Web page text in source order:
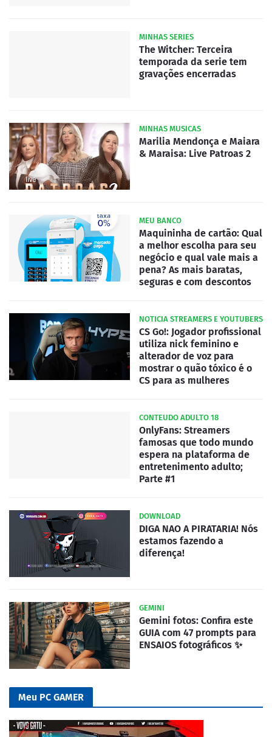
MINHAS SERIES
The Witcher: Terceira
temporada da serie tem
gravações encerradas
MINHAS MUSICAS
Marilia Mendonça e Maiara
& Maraisa: Live Patroas 2
MEU BANCO
Maquininha de cartão: Qual
a melhor escolha para seu
negócio e qual vale mais a
pena? As mais baratas,
seguras e com descontos
NOTICIA STREAMERS E YOUTUBERS
CS Go!: Jogador profissional
utiliza nick feminino e
alterador de voz para
mostrar o quão tóxico é o
CS para as mulheres
CONTEUDO ADULTO 18
OnlyFans: Streamers
famosas que todo mundo
espera na plataforma de
entretenimento adulto;
Parte #1
DOWNLOAD
DIGA NAO A PIRATARIA! Nós
estamos fazendo a
diferença!
GEMINI
Gemini fotos: Confira este
GUIA com 47 prompts para
ENSAIOS fotográficos ✨
Meu PC GAMER